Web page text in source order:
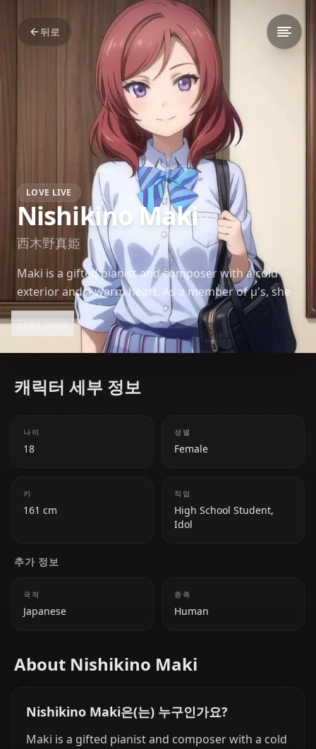
뒤로
LOVE LIVE
Nishikino Maki
西木野真姫
Maki is a gifted pianist and composer with a cold
exterior and a warm heart. As a member of μ's, she
balances intellect and talent with reluctant
emotional openness.
Read more
캐릭터 세부 정보
나이
18
성별
Female
키
161 cm
직업
High School Student,
Idol
추가 정보
국적
Japanese
종족
Human
About Nishikino Maki
Nishikino Maki은(는) 누구인가요?
Maki is a gifted pianist and composer with a cold